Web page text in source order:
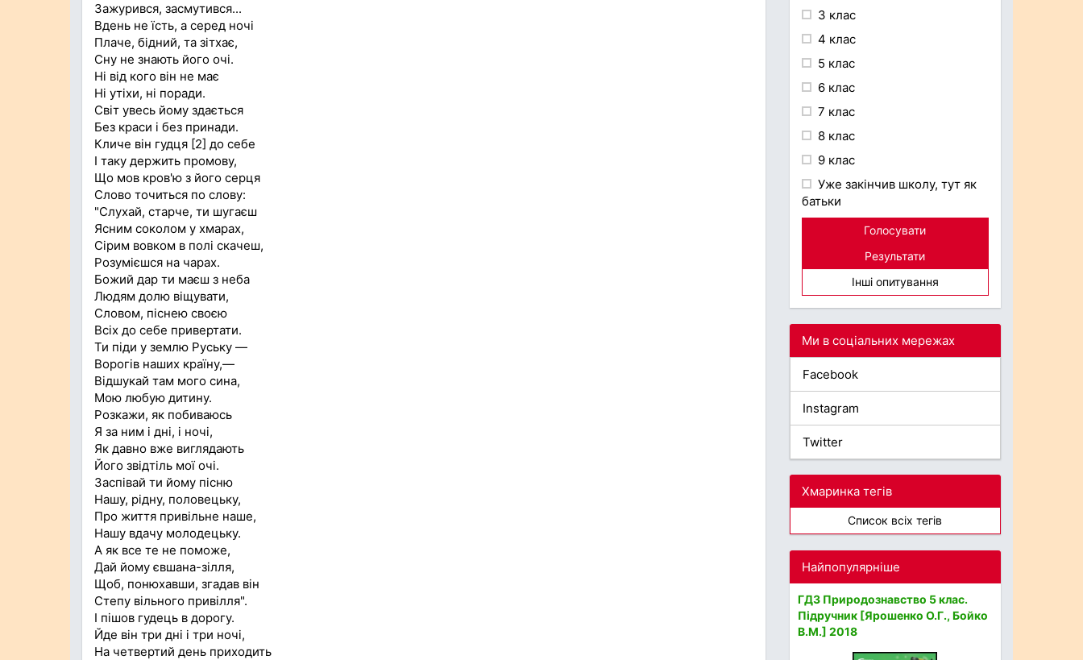
Зажурився, засмутився...
Вдень не їсть, а серед ночі
Плаче, бідний, та зітхає,
Сну не знають його очі.
Ні від кого він не має
Ні утіхи, ні поради.
Світ увесь йому здається
Без краси і без принади.
Кличе він гудця [2] до себе
І таку держить промову,
Що мов кров'ю з його серця
Слово точиться по слову:
"Слухай, старче, ти шугаєш
Ясним соколом у хмарах,
Сірим вовком в полі скачеш,
Розумієшся на чарах.
Божий дар ти маєш з неба
Людям долю віщувати,
Словом, піснею своєю
Всіх до себе привертати.
Ти піди у землю Руську —
Ворогів наших країну,—
Відшукай там мого сина,
Мою любую дитину.
Розкажи, як побиваюсь
Я за ним і дні, і ночі,
Як давно вже виглядають
Його звідтіль мої очі.
Заспівай ти йому пісню
Нашу, рідну, половецьку,
Про життя привільне наше,
Нашу вдачу молодецьку.
А як все те не поможе,
Дай йому євшана-зілля,
Щоб, понюхавши, згадав він
Степу вільного привілля".
І пішов гудець в дорогу.
Йде він три дні і три ночі,
На четвертий день приходить
3 клас
4 клас
5 клас
6 клас
7 клас
8 клас
9 клас
Уже закінчив школу, тут як
батьки
Голосувати
Результати
Інші опитування
Ми в соціальних мережах
Facebook
Instagram
Twitter
Хмаринка тегів
Список всіх тегів
Найпопулярніше
ГДЗ Природознавство 5 клас.
Підручник [Ярошенко О.Г., Бойко
В.М.] 2018